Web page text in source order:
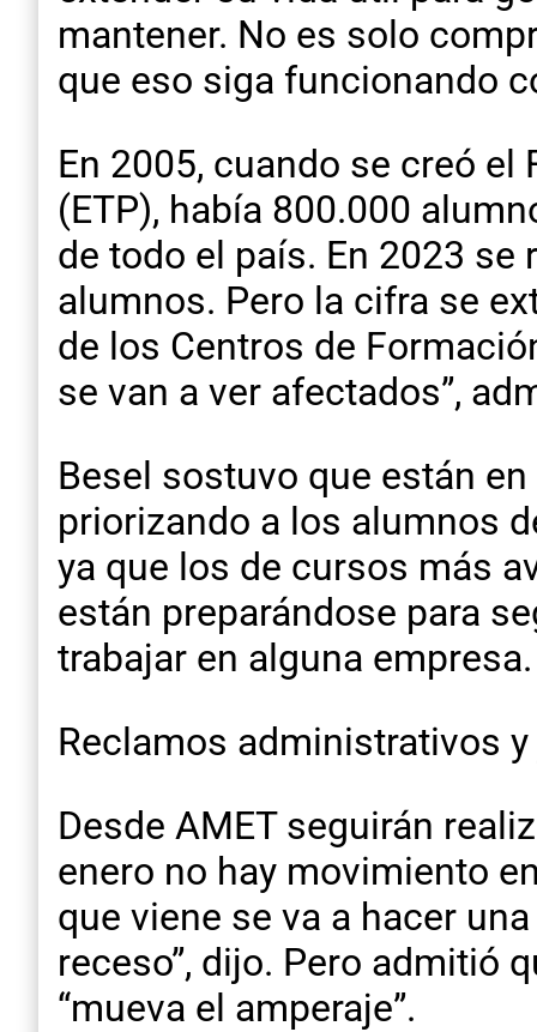
mantener. No es solo
que eso siga funcionando
En 2005, cuando se creó
(ETP), había 800.000
de todo el país. En 2023
alumnos. Pero la cifra se
de los Centros de
se van a ver afectados”,
Besel sostuvo que están
priorizando a los alumnos
ya que los de cursos más
están preparándose para
trabajar en alguna empresa.
Reclamos administrativos
Desde AMET seguirán
enero no hay movimiento
que viene se va a hacer
receso”, dijo. Pero admitió
“mueva el amperaje”.